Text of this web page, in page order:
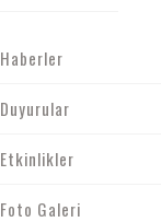
Haberler
Duyurular
Etkinlikler
Foto Galeri